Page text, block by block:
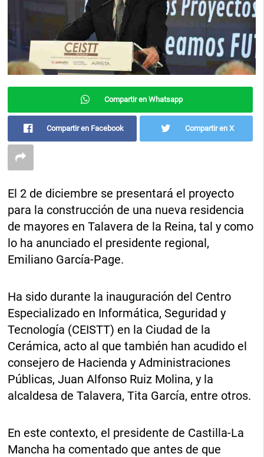
Compartir en Whatsapp
Compartir en Facebook Compartir en X
El 2 de diciembre se presentará el proyecto
para la construcción de una nueva residencia
de mayores en Talavera de la Reina, tal y como
lo ha anunciado el presidente regional,
Emiliano García-Page.
Ha sido durante la inauguración del Centro
Especializado en Informática, Seguridad y
Tecnología (CEISTT) en la Ciudad de la
Cerámica, acto al que también han acudido el
consejero de Hacienda y Administraciones
Públicas, Juan Alfonso Ruiz Molina, y la
alcaldesa de Talavera, Tita García, entre otros.
En este contexto, el presidente de Castilla-La
Mancha ha comentado que antes de que